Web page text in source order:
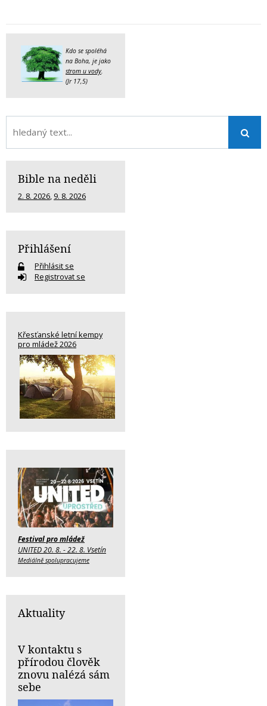
Kdo se spoléhá
na Boha, je jako
strom u vody.
(Jr 17,5)
Bible na neděli
2. 8. 2026, 9. 8. 2026
Přihlášení
Přihlásit se
Registrovat se
Křesťanské letní kempy
pro mládež 2026
Festival pro mládež
UNITED 20. 8. - 22. 8. Vsetín
Mediálně spolupracujeme
Aktuality
V kontaktu s
přírodou člověk
znovu nalézá sám
sebe